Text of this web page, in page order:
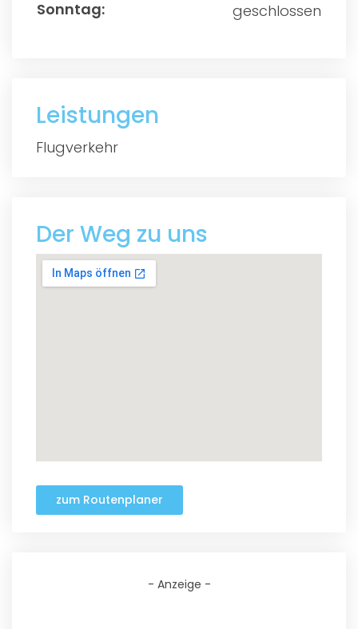
geschlossen
Leistungen
Flugverkehr
Der Weg zu uns
zum Routenplaner
- Anzeige -